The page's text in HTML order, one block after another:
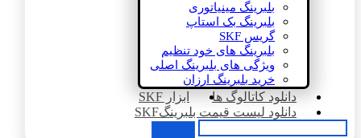
بلبرینگ مینیاتوری
بلبرینگ بک استاپ
گریس SKF
بلبرینگ های خود تنظیم
ویژگی های بلبرینگ اصلی
خرید بلبرینگ ارزان
دانلود کاتالوگ ها
ابزار SKF
دانلود لیست قیمت بلبرینگSKF